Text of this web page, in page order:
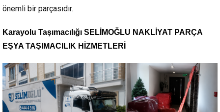
önemli bir parçasıdır.
Karayolu Taşımacılığı SELİMOĞLU NAKLİYAT PARÇA
EŞYA TAŞIMACILIK HİZMETLERİ